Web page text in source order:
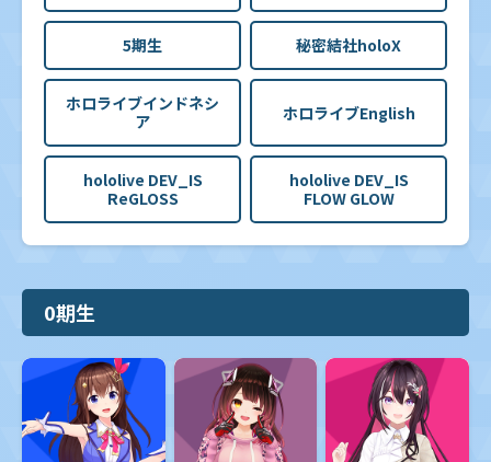
5期生 秘密結社holoX
ホロライブインドネシ
ア
ホロライブEnglish
hololive DEV_IS
ReGLOSS
hololive DEV_IS
FLOW GLOW
0期生